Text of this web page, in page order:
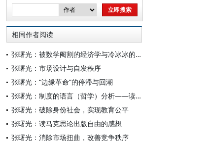
相同作者阅读
张曙光：被数学阉割的经济学与冷冰冰的自由主义：我们为什么要重读休谟与斯密？
张曙光：市场设计与自发秩序
张曙光：“边缘革命”的停滞与回潮
张曙光：制度的语言（哲学）分析——读韦森教授著《语言与制序》
张曙光：破除身份社会，实现教育公平
张曙光：读马克思论出版自由的感想
张曙光：消除市场扭曲，改善竞争秩序